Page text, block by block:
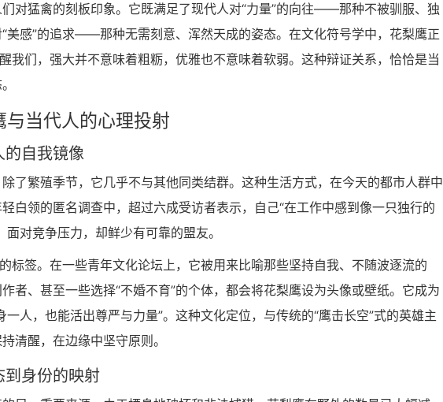
对猛禽的刻板印象。它既满足了现代人对“力量”的向往——那种不被驯服、独
美感”的追求——那种无需刻意、浑然天成的姿态。在文化符号学中，花梨鹰正
我们，强大并不意味着粗粝，优雅也不意味着软弱。这种辩证关系，恰恰是当
与当代人的心理投射
的自我镜像
了繁殖季节，它几乎不与其他同类结群。这种生活方式，在今天的都市人群中
白领的匿名调查中，超过六成受访者表示，自己“在工作中感到像一只独行的
对竞争压力，却鲜少有可靠的盟友。
标签。在一些青年文化论坛上，它被用来比喻那些坚持自我、不随波逐流的
者、甚至一些选择“不婚不育”的个体，都会将花梨鹰设为头像或壁纸。它成为
人，也能活出尊严与力量”。这种文化定位，与传统的“鹰击长空”式的英雄主
醒，在边缘中坚守原则。
到身份的映射